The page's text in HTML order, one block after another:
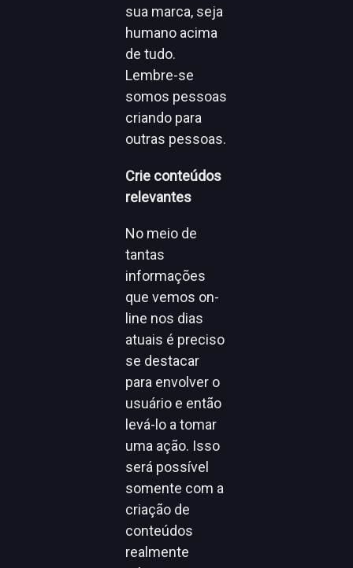
sua marca, seja
humano acima
de tudo.
Lembre-se
somos pessoas
criando para
outras pessoas.
Crie conteúdos
relevantes
No meio de
tantas
informações
que vemos on-
line nos dias
atuais é preciso
se destacar
para envolver o
usuário e então
levá-lo a tomar
uma ação. Isso
será possível
somente com a
criação de
conteúdos
realmente